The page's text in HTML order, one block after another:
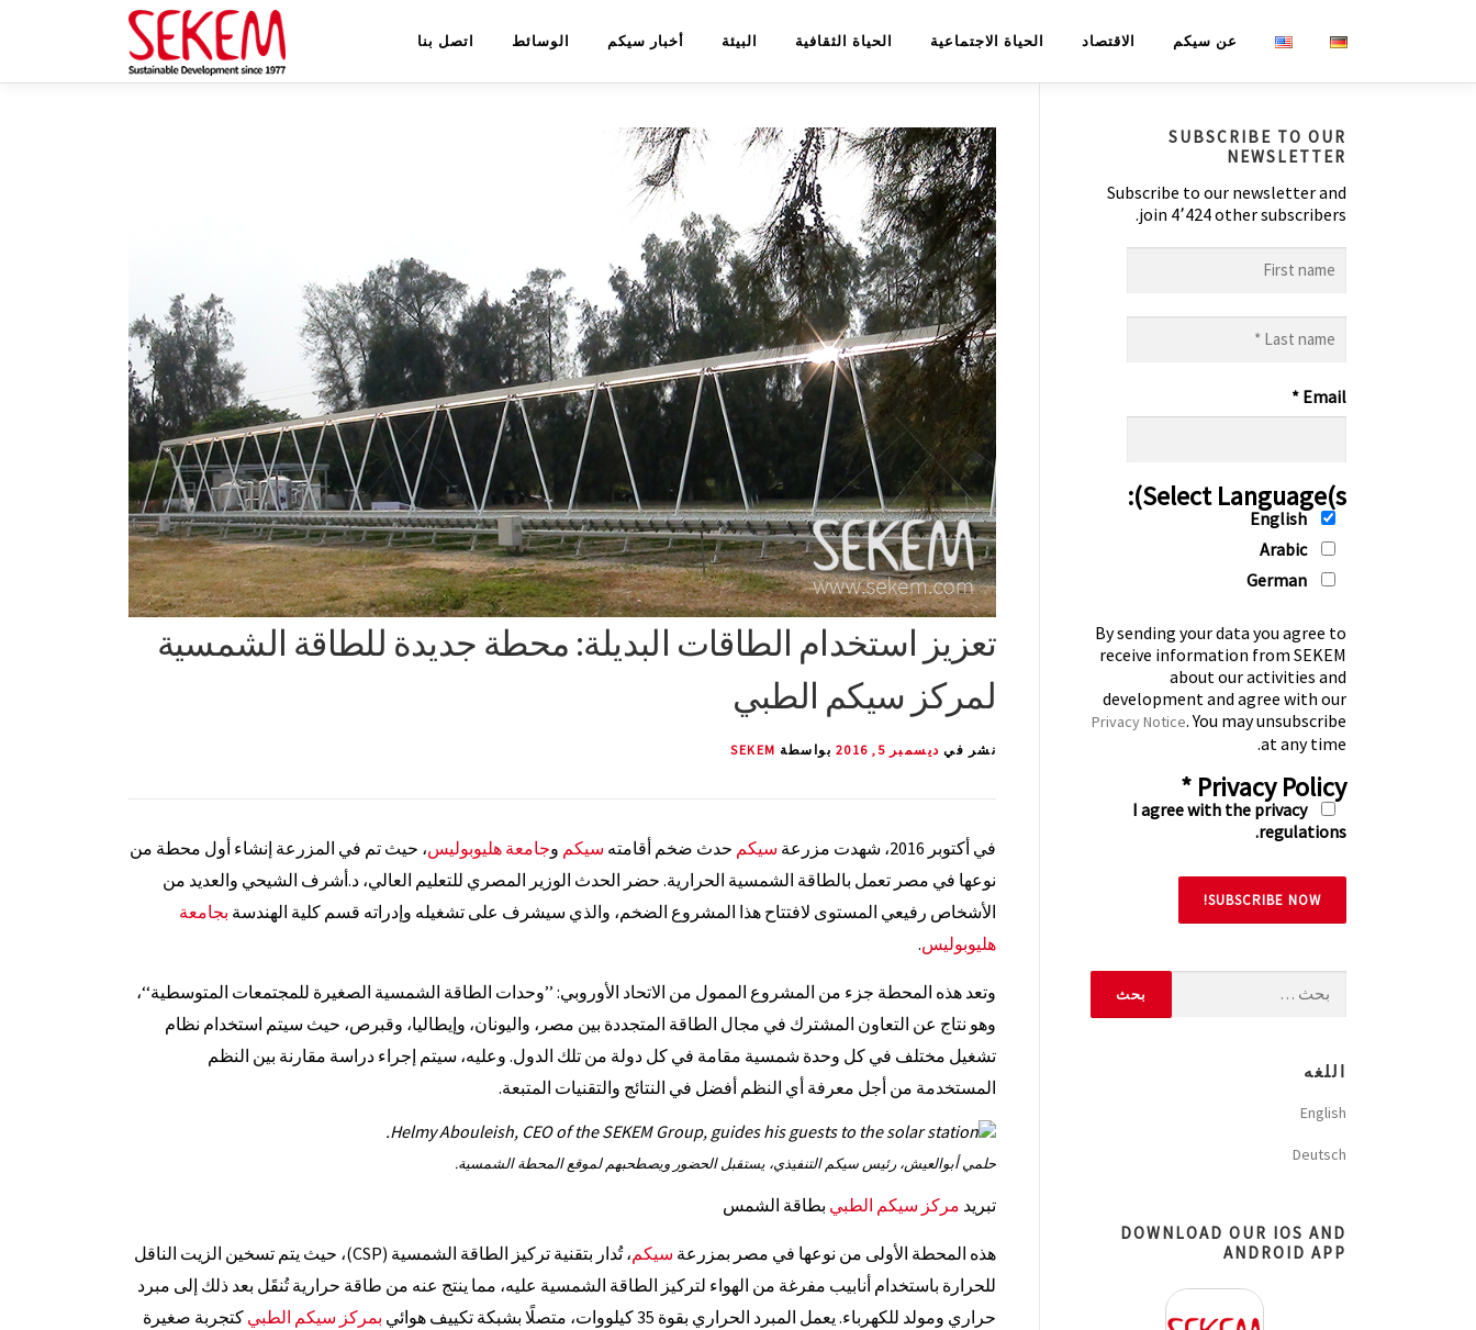
المحتوى
اتصل بنا الوسائط أخبار سيكم البيئة الحياة الثقافية الحياة الاجتماعية الاقتصاد عن سيكم
تعزيز استخدام الطاقات البديلة: محطة جديدة للطاقة الشمسية
لمركز سيكم الطبي
نشر في ديسمبر 5, 2016 بواسطة SEKEM
في أكتوبر 2016، شهدت مزرعة سيكم حدث ضخم أقامته سيكم وجامعة هليوبوليس، حيث تم في المزرعة إنشاء أول محطة من
نوعها في مصر تعمل بالطاقة الشمسية الحرارية. حضر الحدث الوزير المصري للتعليم العالي، د.أشرف الشيحي والعديد من
الأشخاص رفيعي المستوى لافتتاح هذا المشروع الضخم، والذي سيشرف على تشغيله وإدراته قسم كلية الهندسة بجامعة
هليوبوليس.
وتعد هذه المحطة جزء من المشروع الممول من الاتحاد الأوروبي: ’’وحدات الطاقة الشمسية الصغيرة للمجتمعات المتوسطية‘‘،
وهو نتاج عن التعاون المشترك في مجال الطاقة المتجددة بين مصر، واليونان، وإيطاليا، وقبرص، حيث سيتم استخدام نظام
تشغيل مختلف في كل وحدة شمسية مقامة في كل دولة من تلك الدول. وعليه، سيتم إجراء دراسة مقارنة بين النظم
المستخدمة من أجل معرفة أي النظم أفضل في النتائج والتقنيات المتبعة.
حلمي أبوالعيش، رئيس سيكم التنفيذي، يستقبل الحضور ويصطحبهم لموقع المحطة الشمسية.
تبريد مركز سيكم الطبي بطاقة الشمس
هذه المحطة الأولى من نوعها في مصر بمزرعة سيكم
، تُدار بتقنية تركيز الطاقة الشمسية (CSP)، حيث يتم تسخين الزيت الناقل
للحرارة باستخدام أنابيب مفرغة من الهواء لتركيز الطاقة الشمسية عليه، مما ينتج عنه من طاقة حرارية تُنقَل بعد ذلك إلى مبرد
حراري ومولد للكهرباء. يعمل المبرد الحراري بقوة 35 كيلووات، متصلًا بشبكة تكييف هوائي
بمركز سيكم الطبي كتجربة صغيرة
SUBSCRIBE TO OUR
NEWSLETTER
Subscribe to our newsletter and
join 4٬424 other subscribers.
name
name
Email
*
Select Language(s):
Arabic
By sending your data you agree to
receive information from SEKEM
about our activities and
development and agree with our
Privacy Notice. You may unsubscribe
at any time.
Privacy Policy
*
I agree with the privacy
regulations.
البحث
عن:
اللغه
English
Deutsch
DOWNLOAD OUR IOS AND
ANDROID APP